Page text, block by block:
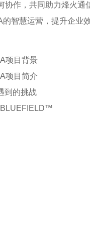
协作，共同助力烽火通
智慧运营，提升企业效
项目背景
项目简介
到的挑战